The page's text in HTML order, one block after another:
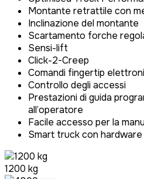
Montante retrattile con
Inclinazione del montante
Scartamento forche
Sensi-lift
Click-2-Creep
Comandi fingertip
Controllo degli accessi
Prestazioni di guida
all’operatore
Facile accesso per la
Smart truck con
1200 kg